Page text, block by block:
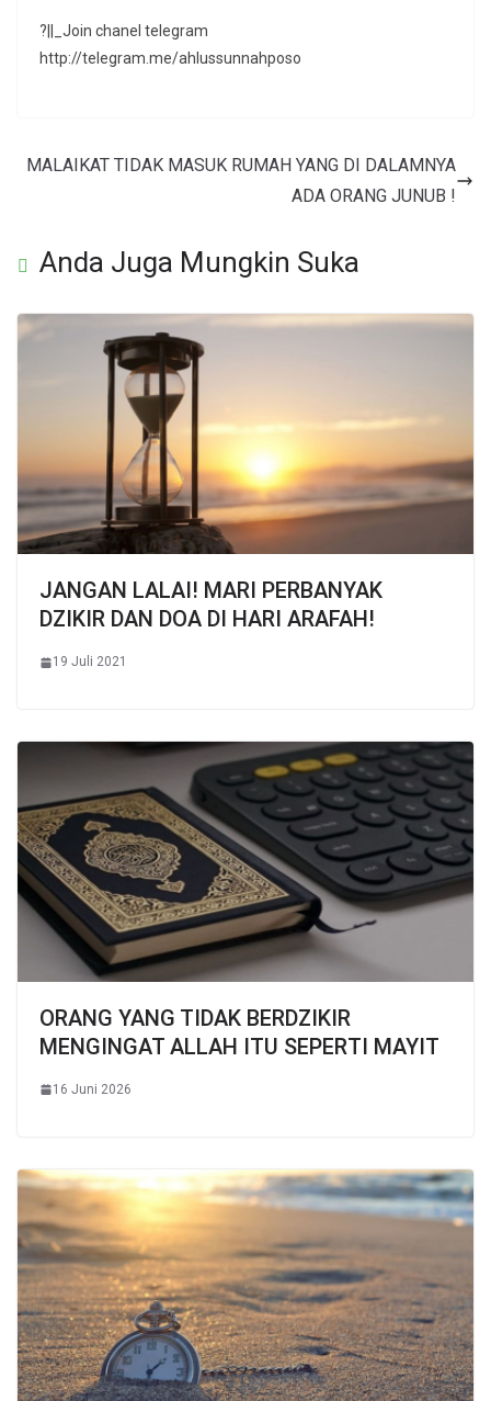
?||_Join chanel telegram
http://telegram.me/ahlussunnahposo
MALAIKAT TIDAK MASUK RUMAH YANG DI DALAMNYA
ADA ORANG JUNUB !
Anda Juga Mungkin Suka
JANGAN LALAI! MARI PERBANYAK
DZIKIR DAN DOA DI HARI ARAFAH!
19 Juli 2021
ORANG YANG TIDAK BERDZIKIR
MENGINGAT ALLAH ITU SEPERTI MAYIT
16 Juni 2026